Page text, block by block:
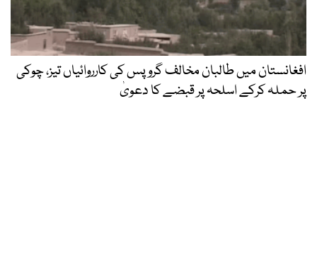
افغانستان میں طالبان مخالف گروپس کی کارروائیاں تیز، چوکی
پر حملہ کرکے اسلحہ پر قبضے کا دعویٰ